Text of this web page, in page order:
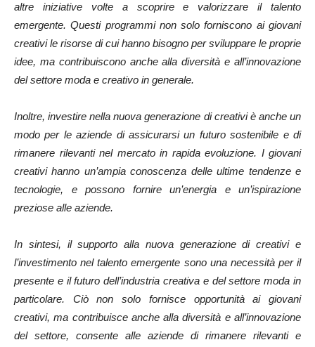
altre iniziative volte a scoprire e valorizzare il talento
emergente. Questi programmi non solo forniscono ai giovani
creativi le risorse di cui hanno bisogno per sviluppare le proprie
idee, ma contribuiscono anche alla diversità e all’innovazione
del settore moda e creativo in generale.
Inoltre, investire nella nuova generazione di creativi è anche un
modo per le aziende di assicurarsi un futuro sostenibile e di
rimanere rilevanti nel mercato in rapida evoluzione. I giovani
creativi hanno un’ampia conoscenza delle ultime tendenze e
tecnologie, e possono fornire un’energia e un’ispirazione
preziose alle aziende.
In sintesi, il supporto alla nuova generazione di creativi e
l’investimento nel talento emergente sono una necessità per il
presente e il futuro dell’industria creativa e del settore moda in
particolare. Ciò non solo fornisce opportunità ai giovani
creativi, ma contribuisce anche alla diversità e all’innovazione
del settore, consente alle aziende di rimanere rilevanti e